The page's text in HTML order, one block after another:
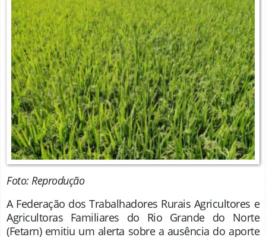
Foto: Reprodução
A Federação dos Trabalhadores Rurais Agricultores e
Agricultoras Familiares do Rio Grande do Norte
(Fetarn) emitiu um alerta sobre a ausência do aporte